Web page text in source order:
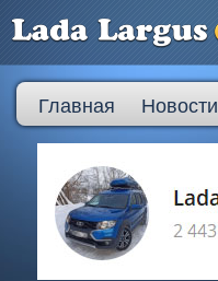
Главная Новости